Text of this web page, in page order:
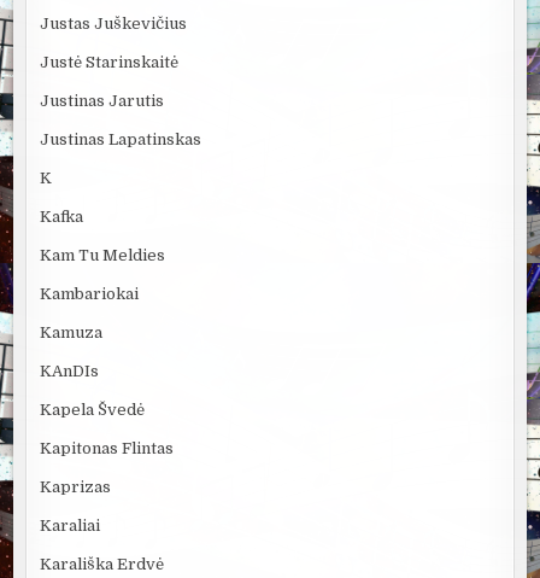
Justas Juškevičius
Justė Starinskaitė
Justinas Jarutis
Justinas Lapatinskas
K
Kafka
Kam Tu Meldies
Kambariokai
Kamuza
KAnDIs
Kapela Švedė
Kapitonas Flintas
Kaprizas
Karaliai
Karališka Erdvė